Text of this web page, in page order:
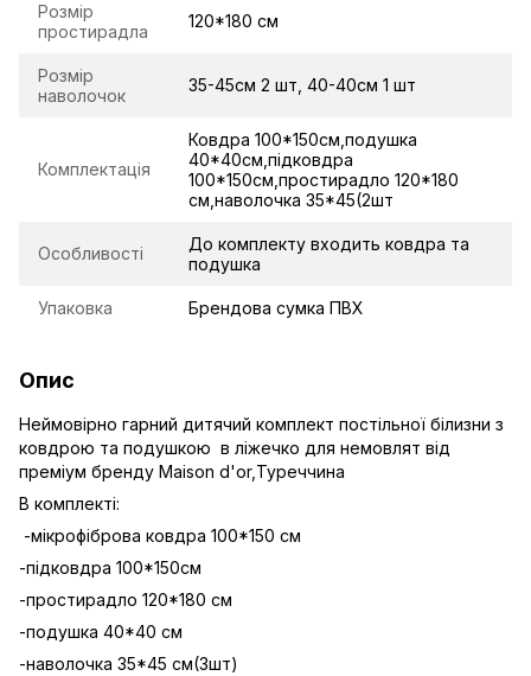
Розмір
простирадла
120*180 см
Розмір
наволочок
35-45см 2 шт, 40-40см 1 шт
Комплектація
Ковдра 100*150см,подушка
40*40см,підковдра
100*150см,простирадло 120*180
см,наволочка 35*45(2шт
Особливості
До комплекту входить ковдра та
подушка
Упаковка Брендова сумка ПВХ
Опис
Неймовірно гарний дитячий комплект постільної білизни з
ковдрою та подушкою в ліжечко для немовлят від
преміум бренду Maison d'or,Туреччина
В комплекті:
-мікрофіброва ковдра 100*150 см
-підковдра 100*150см
-простирадло 120*180 см
-подушка 40*40 см
-наволочка 35*45 см(3шт)